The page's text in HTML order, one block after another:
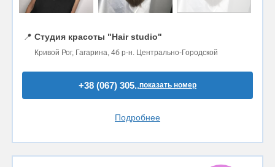
📍 Студия красоты "Hair studio"
Кривой Рог, Гагарина, 4б р-н. Центрально-Городской
+38 (067) 305..показать номер
Подробнее